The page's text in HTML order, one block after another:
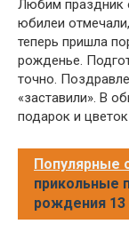
Любим праздник
юбилеи
теперь пришла
рожденье.
точно.
«заставили». В
подарок и
Популярные
прикольные
рождения 13